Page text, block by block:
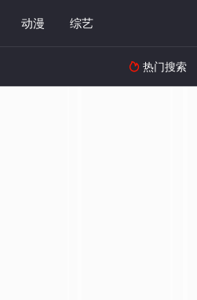
动漫 综艺
 热门搜索